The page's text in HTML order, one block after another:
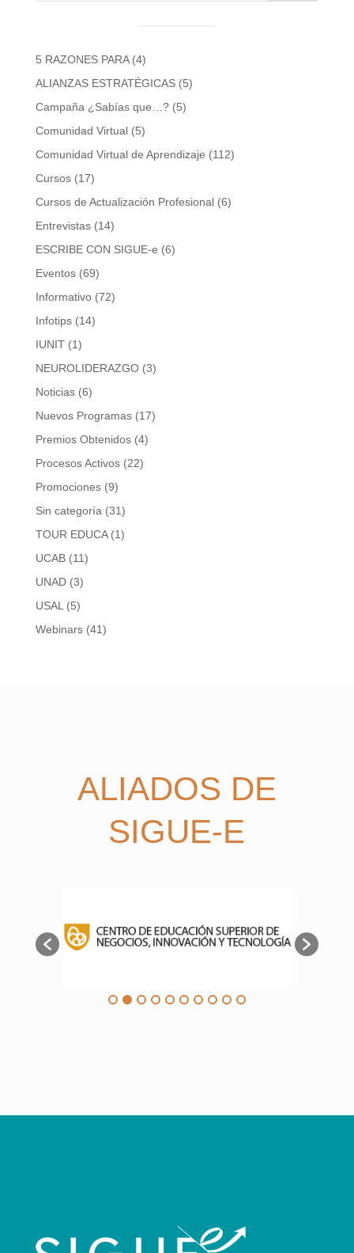
5 RAZONES PARA(4)
ALIANZAS ESTRATÉGICAS(5)
Campaña ¿Sabías que…?(5)
Comunidad Virtual(5)
Comunidad Virtual de Aprendizaje (112)
Cursos(17)
Cursos de Actualización Profesional(6)
Entrevistas(14)
ESCRIBE CON SIGUE-e (6)
Eventos(69)
Informativo(72)
Infotips(14)
IUNIT(1)
NEUROLIDERAZGO(3)
Noticias(6)
Nuevos Programas(17)
Premios Obtenidos(4)
Procesos Activos(22)
Promociones(9)
Sin categoría (31)
TOUR EDUCA(1)
UCAB(11)
UNAD(3)
USAL (5)
Webinars(41)
ALIADOS DE
SIGUE-E